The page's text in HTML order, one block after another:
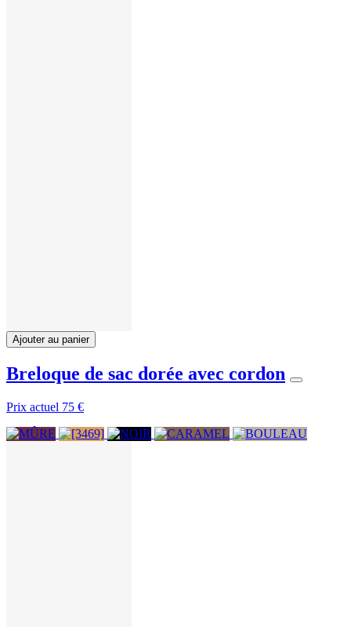
Ajouter au panier
Breloque de sac dorée avec cordon
Prix actuel 75 €